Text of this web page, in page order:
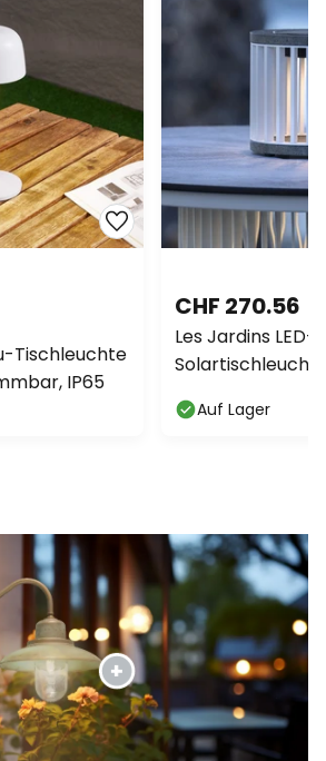
Tischleuchte
IP65
CHF 270.56
Les Jardins LED-
Auf Lager